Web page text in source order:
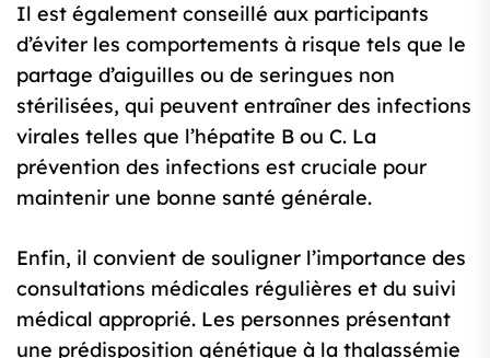
Il est également conseillé aux participants
d’éviter les comportements à risque tels que le
partage d’aiguilles ou de seringues non
stérilisées, qui peuvent entraîner des infections
virales telles que l’hépatite B ou C. La
prévention des infections est cruciale pour
maintenir une bonne santé générale.
Enfin, il convient de souligner l’importance des
consultations médicales régulières et du suivi
médical approprié. Les personnes présentant
une prédisposition génétique à la thalassémie